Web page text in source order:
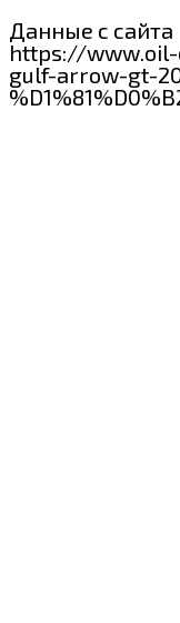
Данные с сайта
https://
gulf-arrow-gt-